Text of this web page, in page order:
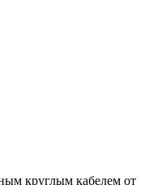
круглым кабелем от